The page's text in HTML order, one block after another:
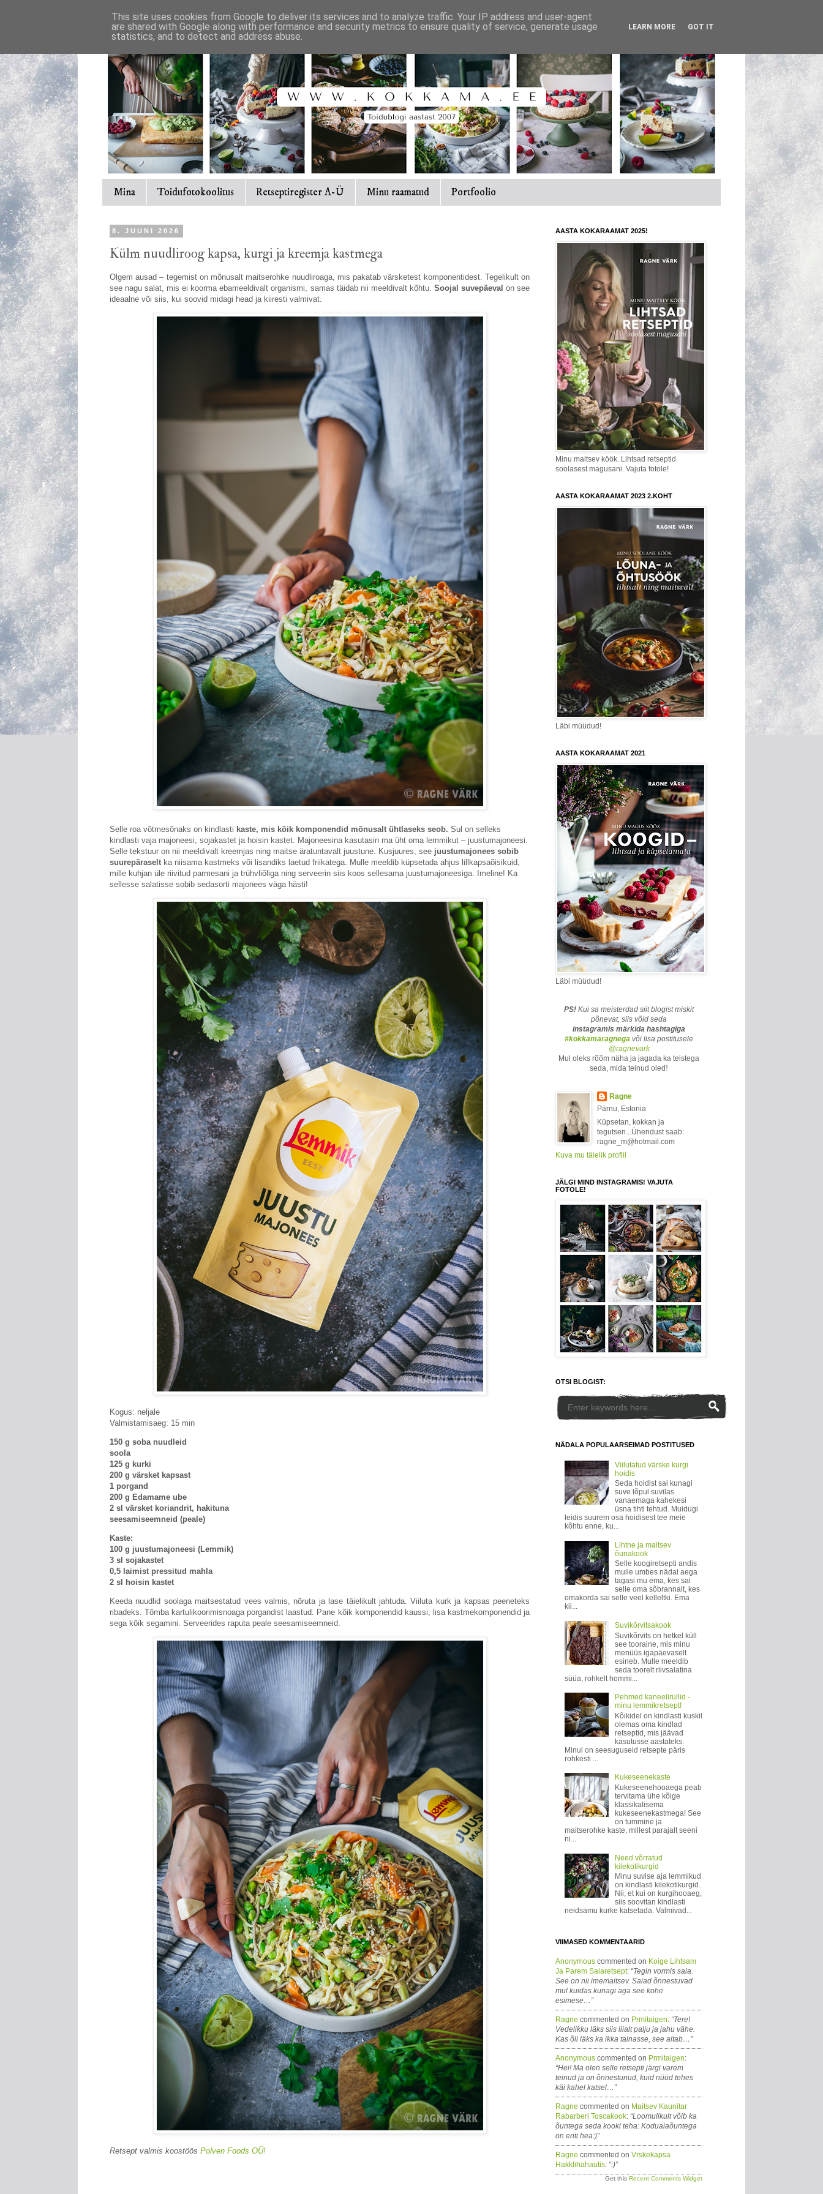
Mina Toidufotokoolitus Retseptiregister A-Ü Minu raamatud Portfoolio
8. JUUNI 2026
Külm nuudliroog kapsa, kurgi ja kreemja kastmega
Olgem ausad – tegemist on mõnusalt maitserohke nuudliroaga, mis pakatab värsketest komponentidest. Tegelikult on
see nagu salat, mis ei koorma ebameeldivalt organismi, samas täidab nii meeldivalt kõhtu. Soojal suvepäeval on see
ideaalne või siis, kui soovid midagi head ja kiiresti valmivat.
Selle roa võtmesõnaks on kindlasti kaste, mis kõik komponendid mõnusalt ühtlaseks seob. Sul on selleks
kindlasti vaja majoneesi, sojakastet ja hoisin kastet. Majoneesina kasutasin ma üht oma lemmikut – juustumajoneesi.
Selle tekstuur on nii meeldivalt kreemjas ning maitse äratuntavalt juustune. Kusjuures, see juustumajonees sobib
suurepäraselt ka niisama kastmeks või lisandiks laetud friikatega. Mulle meeldib küpsetada ahjus lillkapsaõisikuid,
mille kuhjan üle riivitud parmesani ja trühvliõliga ning serveerin siis koos sellesama juustumajoneesiga. Imeline! Ka
sellesse salatisse sobib sedasorti majonees väga hästi!
Kogus: neljale
Valmistamisaeg: 15 min
150 g soba nuudleid
soola
125 g kurki
200 g värsket kapsast
1 porgand
200 g Edamame ube
2 sl värsket koriandrit, hakituna
seesamiseemneid (peale)
Kaste:
100 g juustumajoneesi (Lemmik)
3 sl sojakastet
0,5 laimist pressitud mahla
2 sl hoisin kastet
Keeda nuudlid soolaga maitsestatud vees valmis, nõruta ja lase täielikult jahtuda. Viiluta kurk ja kapsas peeneteks
ribadeks. Tõmba kartulikoorimisnoaga porgandist laastud. Pane kõik komponendid kaussi, lisa kastmekomponendid ja
sega kõik segamini. Serveerides raputa peale seesamiseemneid.
Retsept valmis koostöös Polven Foods OÜ!
AASTA KOKARAAMAT 2025!
Minu maitsev köök. Lihtsad retseptid
soolasest magusani. Vajuta fotole!
AASTA KOKARAAMAT 2023 2.KOHT
Läbi müüdud!
AASTA KOKARAAMAT 2021
Läbi müüdud!
PS! Kui sa meisterdad siit blogist miskit
põnevat, siis võid seda
instagramis märkida hashtagiga
#kokkamaragnega või lisa postitusele
@ragnevark
Mul oleks rõõm näha ja jagada ka teistega
seda, mida teinud oled !
Ragne
Pärnu, Estonia
Küpsetan, kokkan ja
tegutsen...Ühendust saab:
ragne_m@hotmail.com
Kuva mu täielik profiil
JÄLGI MIND INSTAGRAMIS! VAJUTA
FOTOLE!
OTSI BLOGIST:
NÄDALA POPULAARSEIMAD POSTITUSED
Viilutatud värske kurgi
hoidis
Seda hoidist sai kunagi
suve lõpul suvilas
vanaemaga kahekesi
üsna tihti tehtud. Muidugi
leidis suurem osa hoidisest tee meie
kõhtu enne, ku...
Lihtne ja maitsev
õunakook
Selle koogiretsepti andis
mulle umbes nädal aega
tagasi mu ema, kes sai
selle oma sõbrannalt, kes
omakorda sai selle veel kelleltki. Ema
kii...
Suvikõrvitsakook
Suvikõrvits on hetkel küll
see tooraine, mis minu
menüüs igapäevaselt
esineb. Mulle meeldib
seda toorelt riivsalatina
süüa, rohkelt hommi...
Pehmed kaneelirullid -
minu lemmikretsept!
Kõikidel on kindlasti kuskil
olemas oma kindlad
retseptid, mis jäävad
kasutusse aastateks.
Minul on seesuguseid retsepte päris
rohkesti ...
Kukeseenekaste
Kukeseenehooaega peab
tervitama ühe kõige
klassikalisema
kukeseenekastmega! See
on tummine ja
maitserohke kaste, millest parajalt seeni
ni...
Need võrratud
kilekotikurgid
Minu suvise aja lemmikud
on kindlasti kilekotikurgid.
Nii, et kui on kurgihooaeg,
siis soovitan kindlasti
neidsamu kurke katsetada. Valmivad...
VIIMASED KOMMENTAARID
Anonymous commented on Koige Lihtsam
Ja Parem Saiaretsept: “Tegin vormis saia.
See on nii imemaitsev. Saiad õnnestuvad
mul kuidas kunagi aga see kohe
esimese…”
Ragne commented on Prmitaigen: “Tere!
Vedelikku läks siis liialt palju ja jahu vähe.
Kas õli läks ka ikka tainasse, see aitab…”
Anonymous commented on Prmitaigen:
“Hei! Ma olen selle retsepti järgi varem
teinud ja on õnnestunud, kuid nüüd tehes
käi kahel katsel…”
Ragne commented on Maitsev Kaunitar
Rabarberi Toscakook: “Loomulikult võib ka
õuntega seda kooki teha: Koduaiaõuntega
on eriti hea:)”
Ragne commented on Vrskekapsa
Hakklihahautis: “:)”
Get this Recent Comments Widget
This site uses cookies from Google to deliver its services and to analyze traffic. Your IP address and user-agent
are shared with Google along with performance and security metrics to ensure quality of service, generate usage
statistics, and to detect and address abuse.
LEARN MORE GOT IT